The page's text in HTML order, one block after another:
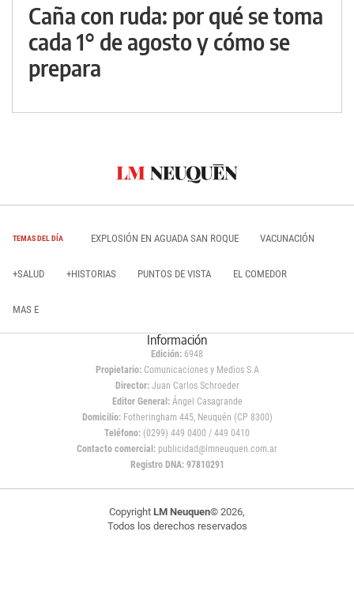
Caña con ruda: por qué se toma
cada 1° de agosto y cómo se
prepara
TEMAS DEL DÍA EXPLOSIÓN EN AGUADA SAN ROQUE VACUNACIÓN
+SALUD +HISTORIAS PUNTOS DE VISTA EL COMEDOR
MAS E
Información
Edición: 6948
Propietario:Comunicaciones y Medios S.A
Director: Juan Carlos Schroeder
Editor General:Ángel Casagrande
Domicilio:Fotheringham 445, Neuquén (CP 8300)
Teléfono: (0299) 449 0400 / 449 0410
Contacto comercial: publicidad@lmneuquen.com.ar
Registro DNA: 97810291
Copyright LM Neuquen© 2026,
Todos los derechos reservados